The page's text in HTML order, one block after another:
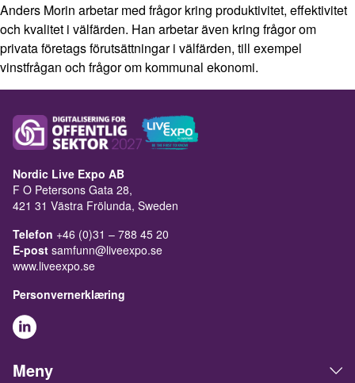
Anders Morin arbetar med frågor kring produktivitet, effektivitet
och kvalitet i välfärden. Han arbetar även kring frågor om
privata företags förutsättningar i välfärden, till exempel
vinstfrågan och frågor om kommunal ekonomi.
Nordic Live Expo AB
F O Petersons Gata 28,
421 31 Västra Frölunda, Sweden
Telefon +46 (0)31 – 788 45 20
E-post samfunn@liveexpo.se
www.liveexpo.se
Personvernerklæring
Meny